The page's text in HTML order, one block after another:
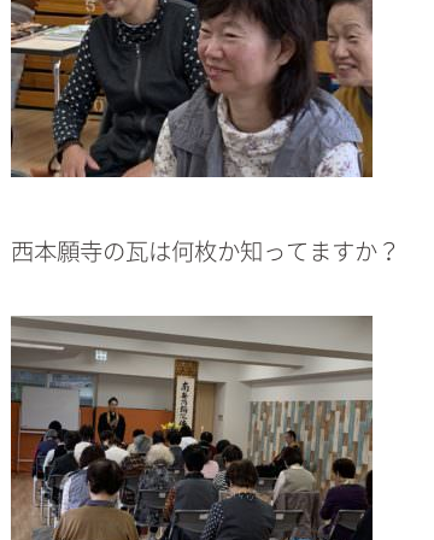
西本願寺の瓦は何枚か知ってますか？